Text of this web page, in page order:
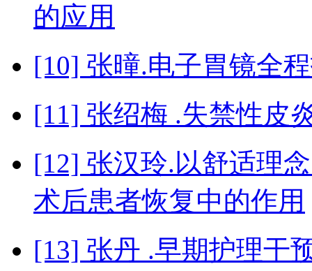
的应用
[10] 张曈.电子胃镜全
[11] 张绍梅 .失禁性皮
[12] 张汉玲.以舒适理
术后患者恢复中的作用
[13] 张丹 .早期护理干